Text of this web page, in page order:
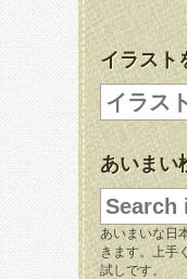
イラスト
あいまい
あいまいな日
きます。上手
試しです。